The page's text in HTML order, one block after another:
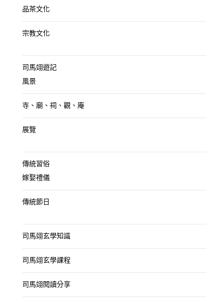
品茶文化
宗教文化
司馬翊遊記
風景
寺、廟、祠、觀、庵
展覽
傳統習俗
嫁娶禮儀
傳統節日
司馬翊玄學知識
司馬翊玄學課程
司馬翊閱讀分享